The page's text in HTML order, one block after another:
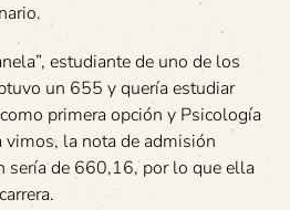
estudiante de uno de los
un 655 y quería estudiar
primera opción y Psicología
vimos, la nota de admisión
sería de 660,16, por lo que ella